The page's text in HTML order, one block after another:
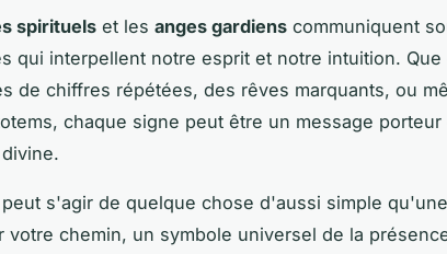
spirituels et les anges gardiens communiquent
qui interpellent notre esprit et notre intuition. Que
de chiffres répétées, des rêves marquants, ou
chaque signe peut être un message
s'agir de quelque chose d'aussi simple qu'une
votre chemin, un symbole universel de la